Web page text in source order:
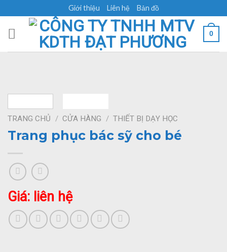
Giới thiệu Liên hệ Bản đồ
0
TRANG CHỦ / CỬA HÀNG / THIẾT BỊ DẠY HỌC
Trang phục bác sỹ cho bé
Giá: liên hệ